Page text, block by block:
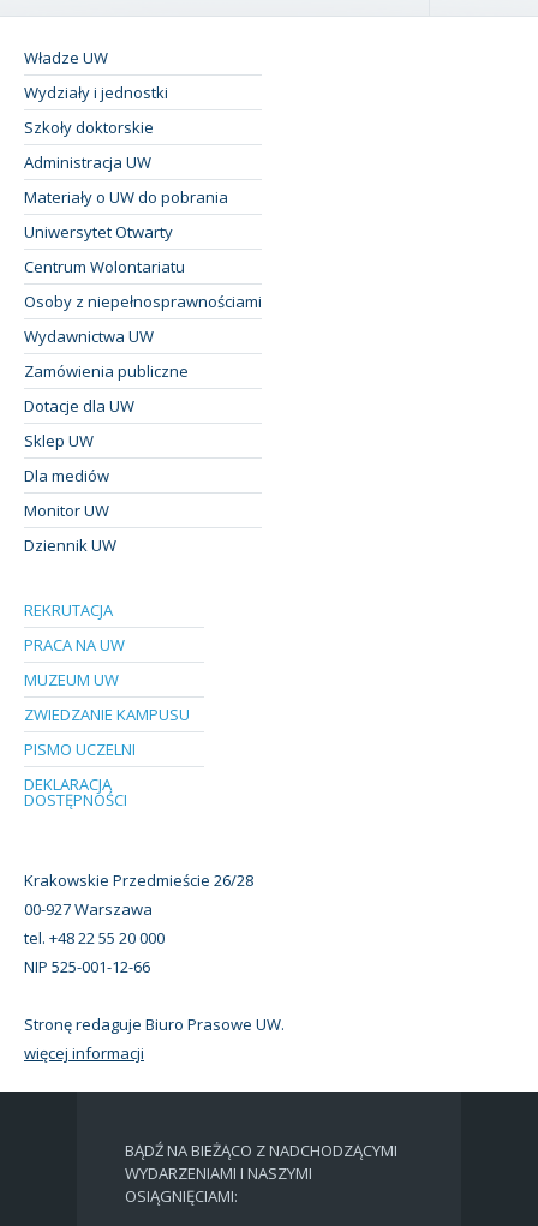
Władze UW
Wydziały i jednostki
Szkoły doktorskie
Administracja UW
Materiały o UW do pobrania
Uniwersytet Otwarty
Centrum Wolontariatu
Osoby z niepełnosprawnościami
Wydawnictwa UW
Zamówienia publiczne
Dotacje dla UW
Sklep UW
Dla mediów
Monitor UW
Dziennik UW
REKRUTACJA
PRACA NA UW
MUZEUM UW
ZWIEDZANIE KAMPUSU
PISMO UCZELNI
DEKLARACJA
DOSTĘPNOŚCI
Krakowskie Przedmieście 26/28
00-927 Warszawa
tel. +48 22 55 20 000
NIP 525-001-12-66
Stronę redaguje Biuro Prasowe UW.
więcej informacji
BĄDŹ NA BIEŻĄCO Z NADCHODZĄCYMI
WYDARZENIAMI I NASZYMI
OSIĄGNIĘCIAMI: